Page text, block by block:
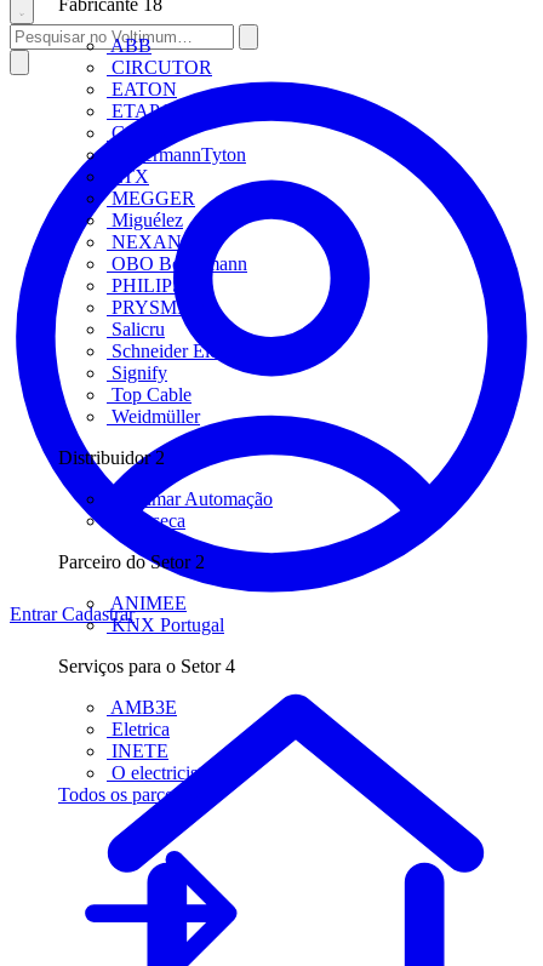
Fabricante 18
ABB
CIRCUTOR
EATON
ETAP Lighting
Gewiss
HellermannTyton
LTX
MEGGER
Miguélez
NEXANS
OBO Bettermann
PHILIPS
PRYSMIAN
Salicru
Schneider Electric
Signify
Top Cable
Weidmüller
Distribuidor 2
Bresimar Automação
FFonseca
Parceiro do Setor 2
ANIMEE
KNX Portugal
Serviços para o Setor 4
AMB3E
Eletrica
INETE
O electricista
Todos os parceiros
EntrarCadastrar